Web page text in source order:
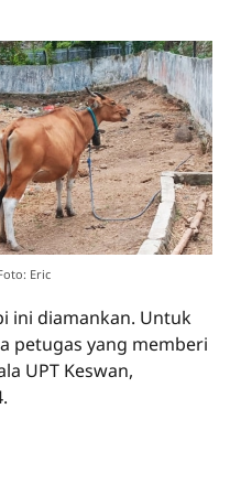
Eric
ini diamankan. Untuk
petugas yang memberi
UPT Keswan,